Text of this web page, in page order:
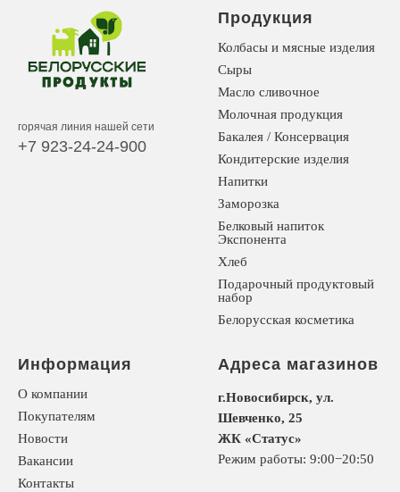
горячая линия нашей сети
+7 923-24-24-900
Продукция
Колбасы и мясные изделия
Сыры
Масло сливочное
Молочная продукция
Бакалея / Консервация
Кондитерские изделия
Напитки
Заморозка
Белковый напиток
Экспонента
Хлеб
Подарочный продуктовый
набор
Белорусская косметика
Информация
О компании
Покупателям
Новости
Вакансии
Контакты
Адреса магазинов
г.Новосибирск, ул.
Шевченко, 25
ЖК «Статус»
Режим работы: 9:00−20:50